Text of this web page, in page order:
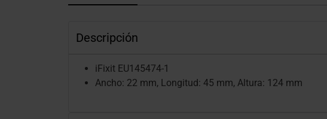
Descripción
iFixit EU145474-1
Ancho: 22 mm, Longitud: 45 mm, Altura: 124 mm